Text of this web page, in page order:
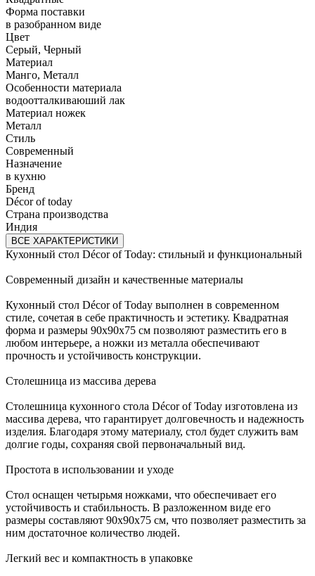
Форма поставки
в разобранном виде
Цвет
Серый, Черный
Материал
Манго, Металл
Особенности материала
водоотталкиваюший лак
Материал ножек
Металл
Стиль
Современный
Назначение
в кухню
Бренд
Décor of today
Страна производства
Индия
ВСЕ ХАРАКТЕРИСТИКИ
Кухонный стол Décor of Today: стильный и функциональный
Современный дизайн и качественные материалы
Кухонный стол Décor of Today выполнен в современном
стиле, сочетая в себе практичность и эстетику. Квадратная
форма и размеры 90х90х75 см позволяют разместить его в
любом интерьере, а ножки из металла обеспечивают
прочность и устойчивость конструкции.
Столешница из массива дерева
Столешница кухонного стола Décor of Today изготовлена из
массива дерева, что гарантирует долговечность и надежность
изделия. Благодаря этому материалу, стол будет служить вам
долгие годы, сохраняя свой первоначальный вид.
Простота в использовании и уходе
Стол оснащен четырьмя ножками, что обеспечивает его
устойчивость и стабильность. В разложенном виде его
размеры составляют 90х90х75 см, что позволяет разместить за
ним достаточное количество людей.
Легкий вес и компактность в упаковке